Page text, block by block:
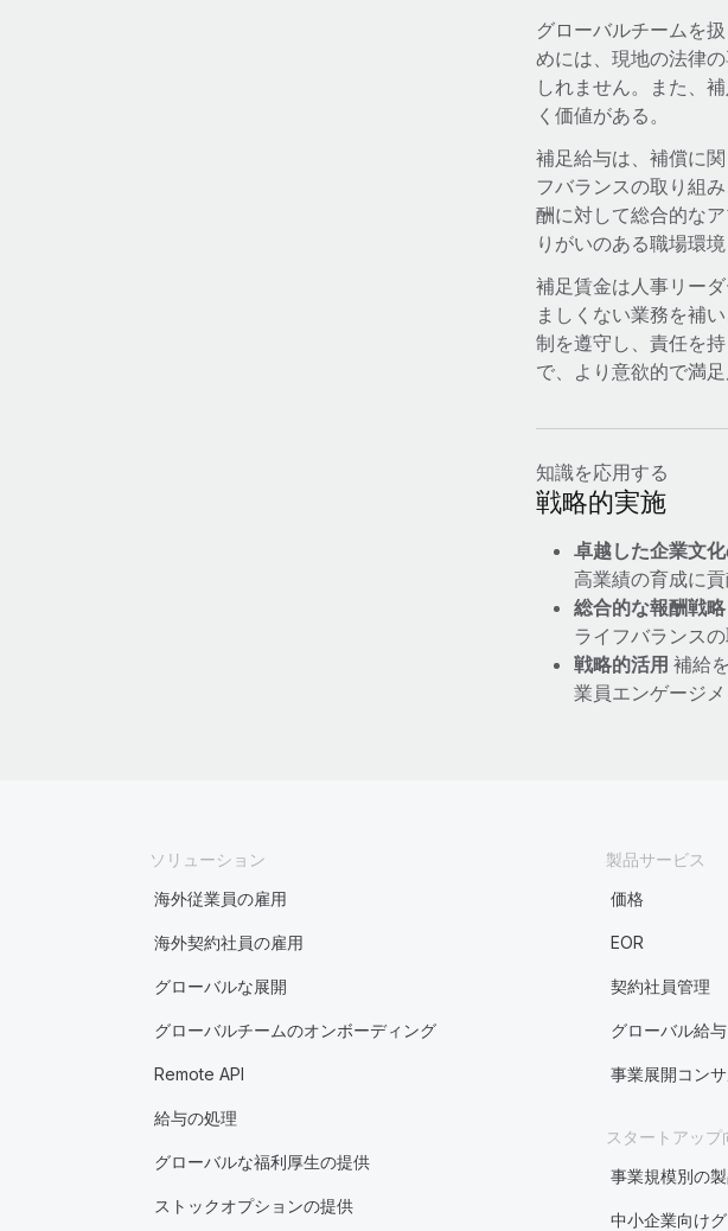
グローバルチームを
めには、現地の法律
しれません。また、
く価値がある。
補足給与は、補償に
フバランスの取り組
酬に対して総合的な
りがいのある職場環
補足賃金は人事リー
ましくない業務を補
制を遵守し、責任を
で、より意欲的で満
知識を応用する
戦略的実施
卓越した企業文
高業績の育成に貢
総合的な報酬戦略
ライフバランス
戦略的活用 補給
業員エンゲージメ
ソリューション
海外従業員の雇用
海外契約社員の雇用
グローバルな展開
グローバルチームのオンボーディング
Remote API
給与の処理
グローバルな福利厚生の提供
ストックオプションの提供
製品サービス
価格
EOR
契約社員管理
グローバル給与
事業展開コン
スタートアップ
事業規模別の
中小企業向け